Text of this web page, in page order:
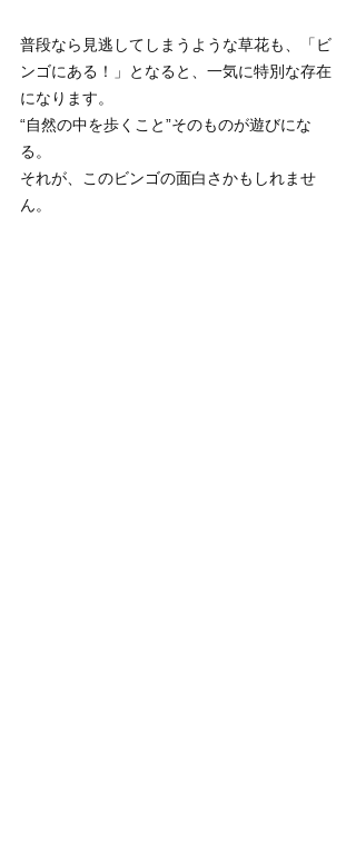
普段なら見逃してしまうような草花も、「ビ
ンゴにある！」となると、一気に特別な存在
になります。
“自然の中を歩くこと”そのものが遊びにな
る。
それが、このビンゴの面白さかもしれませ
ん。